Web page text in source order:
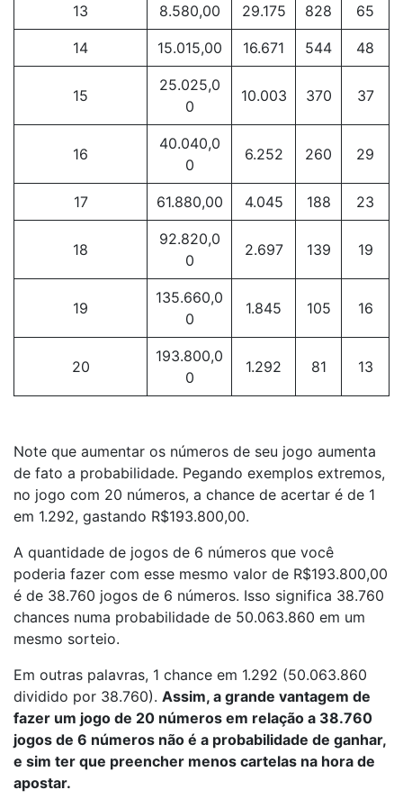
13 8.580,00 29.175 828 65
14 15.015,00 16.671 544 48
15
25.025,0
0
10.003 370 37
16
40.040,0
0
6.252 260 29
17 61.880,00 4.045 188 23
18
92.820,0
0
2.697 139 19
19
135.660,0
0
1.845 105 16
20
193.800,0
0
1.292 81 13​
Note que aumentar os números de seu jogo aumenta
de fato a probabilidade. Pegando exemplos extremos,
no jogo com 20 números, a chance de acertar é de 1
em 1.292, gastando R$193.800,00.
A quantidade de jogos de 6 números que você
poderia fazer com esse mesmo valor de R$193.800,00
é de 38.760 jogos de 6 números. Isso significa 38.760
chances numa probabilidade de 50.063.860 em um
mesmo sorteio.
Em outras palavras, 1 chance em 1.292 (50.063.860
dividido por 38.760). Assim, a grande vantagem de
fazer um jogo de 20 números em relação a 38.760
jogos de 6 números não é a probabilidade de ganhar,
e sim ter que preencher menos cartelas na hora de
apostar.